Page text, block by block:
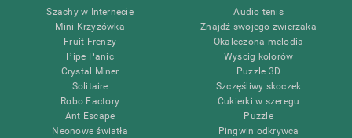
Szachy w Internecie
Mini Krzyżówka
Fruit Frenzy
Pipe Panic
Crystal Miner
Solitaire
Robo Factory
Ant Escape
Neonowe światła
Audio tenis
Znajdź swojego zwierzaka
Okaleczona melodia
Wyścig kolorów
Puzzle 3D
Szczęśliwy skoczek
Cukierki w szeregu
Puzzle
Pingwin odkrywca